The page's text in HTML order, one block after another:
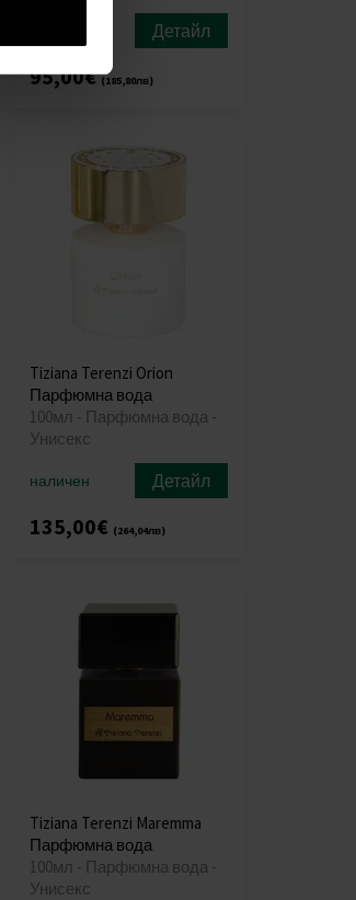
Детайл
95,00€(185,80лв)
Tiziana Terenzi Orion
Парфюмна вода
100мл - Парфюмна вода -
Унисекс
наличен Детайл
135,00€ (264,04лв)
Tiziana Terenzi Maremma
Парфюмна вода
100мл - Парфюмна вода -
Унисекс